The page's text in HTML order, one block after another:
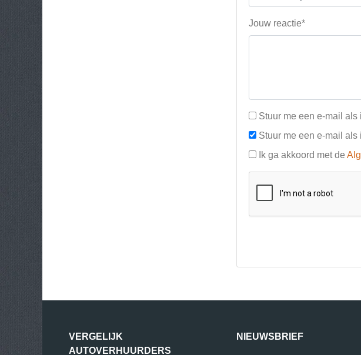
Jouw reactie*
Stuur me een e-mail
Stuur me een e-mail
Ik ga akkoord met de
VERGELIJK
AUTOVERHUURDERS
NIEUWSBRIEF